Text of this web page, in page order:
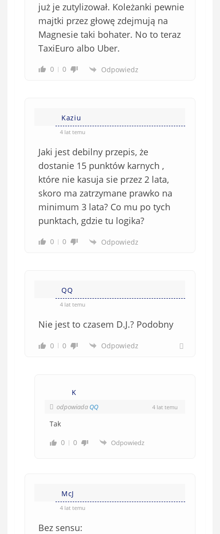
już je zutylizował. Koleżanki pewnie
majtki przez głowę zdejmują na
Magnesie taki bohater. No to teraz
TaxiEuro albo Uber.
0 0 Odpowiedz
Kaziu
4 lat temu
Jaki jest debilny przepis, że
dostanie 15 punktów karnych ,
które nie kasuja sie przez 2 lata,
skoro ma zatrzymane prawko na
minimum 3 lata? Co mu po tych
punktach, gdzie tu logika?
0 0 Odpowiedz
QQ
4 lat temu
Nie jest to czasem D.J.? Podobny
0 0 Odpowiedz
K
odpowiada QQ 4 lat temu
Tak
0
0 Odpowiedz
McJ
4 lat temu
Bez sensu: